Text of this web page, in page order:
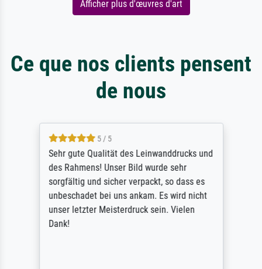
Afficher plus d'œuvres d'art
Ce que nos clients pensent
de nous
5 / 5
Sehr gute Qualität des Leinwanddrucks und
des Rahmens! Unser Bild wurde sehr
sorgfältig und sicher verpackt, so dass es
unbeschadet bei uns ankam. Es wird nicht
unser letzter Meisterdruck sein. Vielen
Dank!